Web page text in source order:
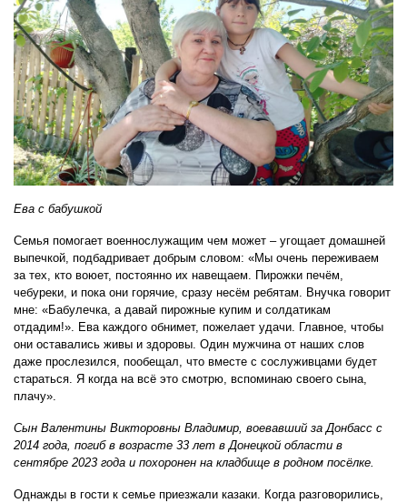
Ева с бабушкой
Семья помогает военнослужащим чем может – угощает домашней
выпечкой, подбадривает добрым словом: «Мы очень переживаем
за тех, кто воюет, постоянно их навещаем. Пирожки печём,
чебуреки, и пока они горячие, сразу несём ребятам. Внучка говорит
мне: «Бабулечка, а давай пирожные купим и солдатикам
отдадим!». Ева каждого обнимет, пожелает удачи. Главное, чтобы
они оставались живы и здоровы. Один мужчина от наших слов
даже прослезился, пообещал, что вместе с сослуживцами будет
стараться. Я когда на всё это смотрю, вспоминаю своего сына,
плачу».
Сын Валентины Викторовны Владимир, воевавший за Донбасс с
2014 года, погиб в возрасте 33 лет в Донецкой области в
сентябре 2023 года и похоронен на кладбище в родном посёлке.
Однажды в гости к семье приезжали казаки. Когда разговорились,